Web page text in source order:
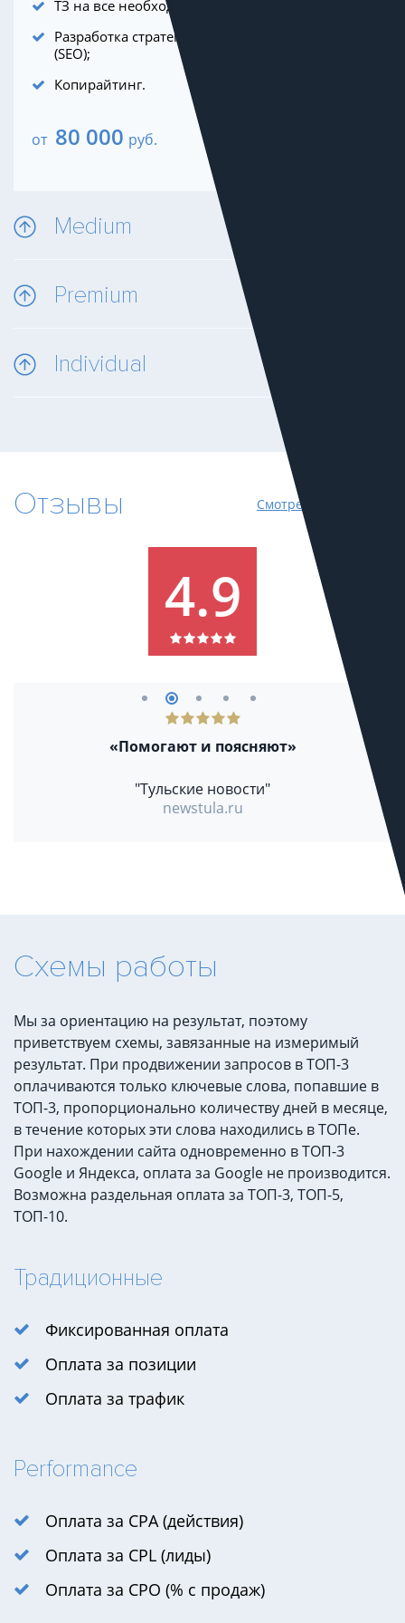
ТЗ на все необходимые изменения на сайте;
Разработка стратегии поискового продвижения
(SEO);
Копирайтинг.
от 80 000 руб.
Medium
Premium
Individual
Отзывы Смотреть все отзывы
4.9
«Помогают и поясняют»
"Тульские новости"
newstula.ru
Схемы работы
Мы за ориентацию на результат, поэтому
приветствуем схемы, завязанные на измеримый
результат. При продвижении запросов в ТОП-3
оплачиваются только ключевые слова, попавшие в
ТОП-3, пропорционально количеству дней в месяце,
в течение которых эти слова находились в ТОПе.
При нахождении сайта одновременно в ТОП-3
Google и Яндекса, оплата за Google не производится.
Возможна раздельная оплата за ТОП-3, ТОП-5,
ТОП-10.
Традиционные
Фиксированная оплата
Оплата за позиции
Оплата за трафик
Performance
Оплата за CPA (действия)
Оплата за CPL (лиды)
Оплата за CPO (% с продаж)